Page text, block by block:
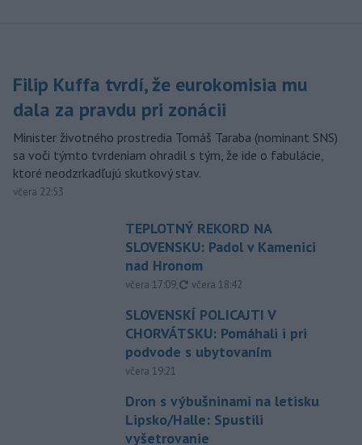
Filip Kuffa tvrdí, že eurokomisia mu
dala za pravdu pri zonácii
Minister životného prostredia Tomáš Taraba (nominant SNS)
sa voči týmto tvrdeniam ohradil s tým, že ide o fabulácie,
ktoré neodzrkadľujú skutkový stav.
včera 22:53
TEPLOTNÝ REKORD NA
SLOVENSKU: Padol v Kamenici
nad Hronom
včera 17:09, aktualizované
včera 18:42
SLOVENSKÍ POLICAJTI V
CHORVÁTSKU: Pomáhali i pri
podvode s ubytovaním
včera 19:21
Dron s výbušninami na letisku
Lipsko/Halle: Spustili
vyšetrovanie